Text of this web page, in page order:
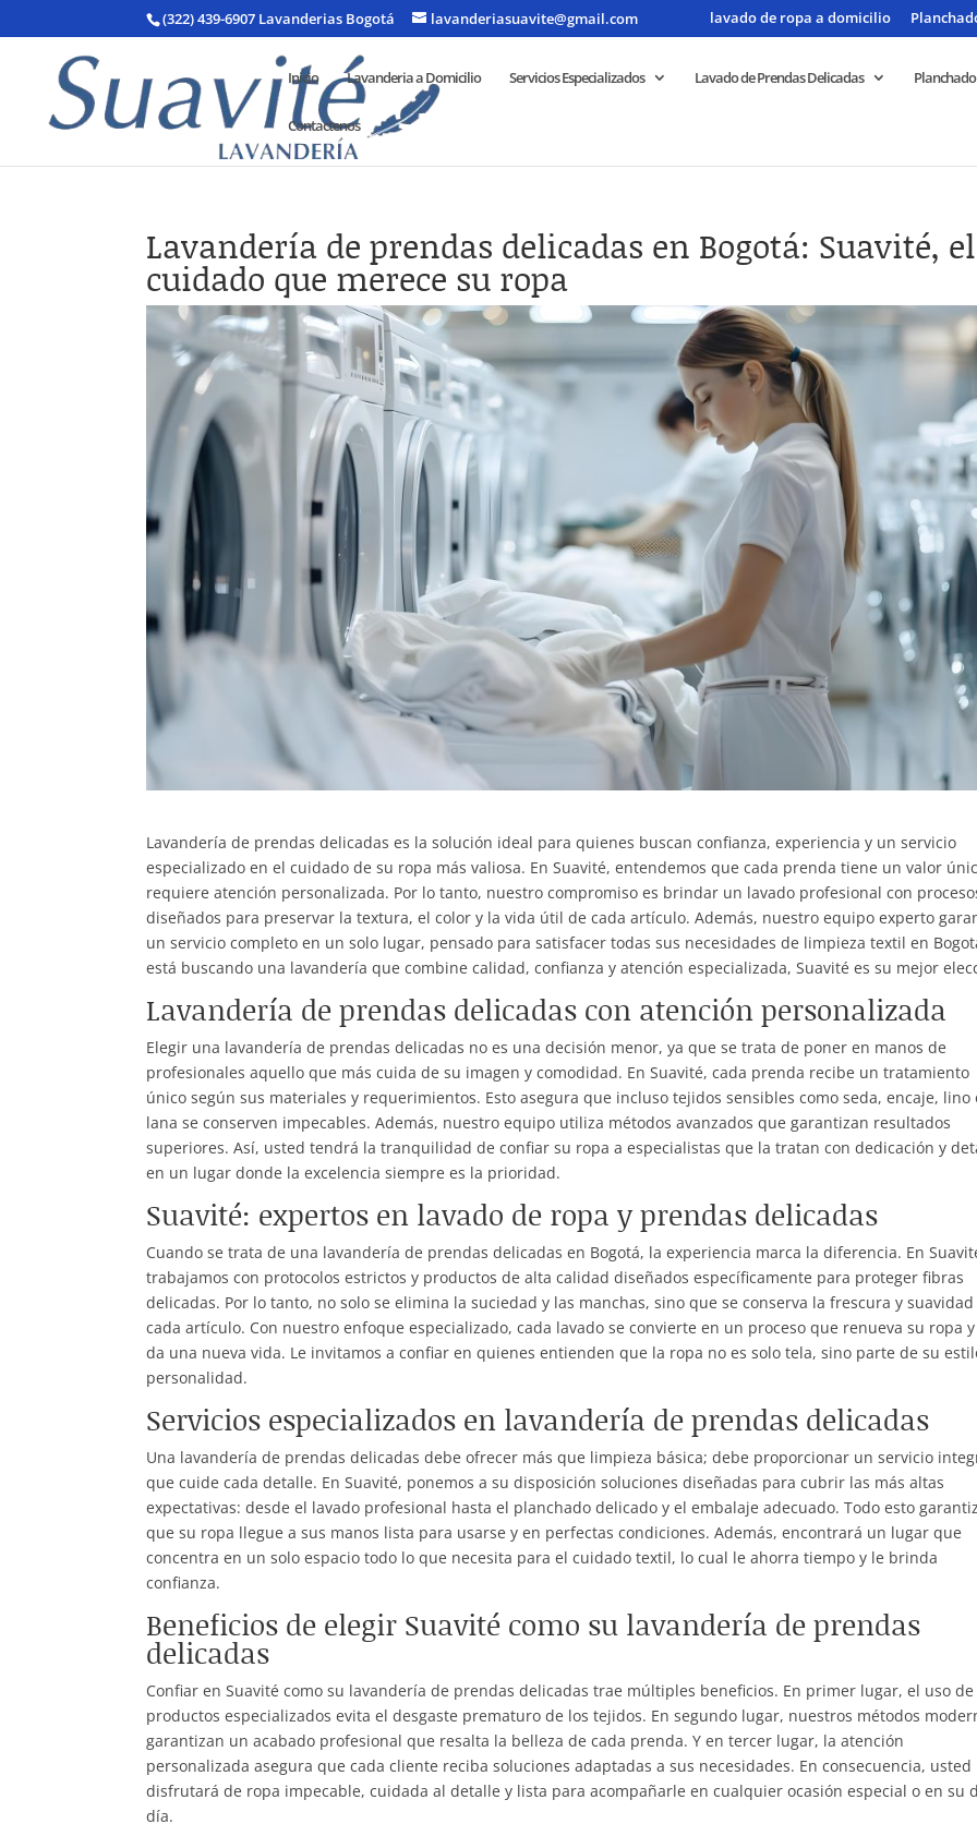
(322) 439-6907 Lavanderias Bogotá lavanderiasuavite@gmail.com lavado de ropa a domicilio
Inicio Lavanderia a Domicilio Servicios Especializados Lavado de Prendas Delicadas
Contactenos
Lavandería de prendas delicadas en Bogotá: Suavité, el
cuidado que merece su ropa
Lavandería de prendas delicadas es la solución ideal para quienes buscan confianza, experiencia y un servicio
especializado en el cuidado de su ropa más valiosa. En Suavité, entendemos que cada prenda tiene un valor
requiere atención personalizada. Por lo tanto, nuestro compromiso es brindar un lavado profesional con
diseñados para preservar la textura, el color y la vida útil de cada artículo. Además, nuestro equipo experto
un servicio completo en un solo lugar, pensado para satisfacer todas sus necesidades de limpieza textil en
está buscando una lavandería que combine calidad, confianza y atención especializada, Suavité es su mejor
Lavandería de prendas delicadas con atención personalizada
Elegir una lavandería de prendas delicadas no es una decisión menor, ya que se trata de poner en manos de
profesionales aquello que más cuida de su imagen y comodidad. En Suavité, cada prenda recibe un tratamiento
único según sus materiales y requerimientos. Esto asegura que incluso tejidos sensibles como seda, encaje, lino
lana se conserven impecables. Además, nuestro equipo utiliza métodos avanzados que garantizan resultados
superiores. Así, usted tendrá la tranquilidad de confiar su ropa a especialistas que la tratan con dedicación y
en un lugar donde la excelencia siempre es la prioridad.
Suavité: expertos en lavado de ropa y prendas delicadas
Cuando se trata de una lavandería de prendas delicadas en Bogotá, la experiencia marca la diferencia. En
trabajamos con protocolos estrictos y productos de alta calidad diseñados específicamente para proteger fibras
delicadas. Por lo tanto, no solo se elimina la suciedad y las manchas, sino que se conserva la frescura y suavidad
cada artículo. Con nuestro enfoque especializado, cada lavado se convierte en un proceso que renueva su ropa
da una nueva vida. Le invitamos a confiar en quienes entienden que la ropa no es solo tela, sino parte de su
personalidad.
Servicios especializados en lavandería de prendas delicadas
Una lavandería de prendas delicadas debe ofrecer más que limpieza básica; debe proporcionar un servicio
que cuide cada detalle. En Suavité, ponemos a su disposición soluciones diseñadas para cubrir las más altas
expectativas: desde el lavado profesional hasta el planchado delicado y el embalaje adecuado. Todo esto
que su ropa llegue a sus manos lista para usarse y en perfectas condiciones. Además, encontrará un lugar que
concentra en un solo espacio todo lo que necesita para el cuidado textil, lo cual le ahorra tiempo y le brinda
confianza.
Beneficios de elegir Suavité como su lavandería de prendas
delicadas
Confiar en Suavité como su lavandería de prendas delicadas trae múltiples beneficios. En primer lugar, el uso de
productos especializados evita el desgaste prematuro de los tejidos. En segundo lugar, nuestros métodos
garantizan un acabado profesional que resalta la belleza de cada prenda. Y en tercer lugar, la atención
personalizada asegura que cada cliente reciba soluciones adaptadas a sus necesidades. En consecuencia, usted
disfrutará de ropa impecable, cuidada al detalle y lista para acompañarle en cualquier ocasión especial o en su
día.